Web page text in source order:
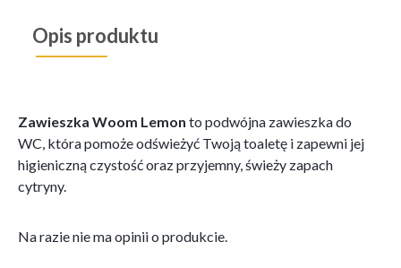
Opis produktu
Zawieszka Woom Lemon to podwójna zawieszka do
WC, która pomoże odświeżyć Twoją toaletę i zapewni jej
higieniczną czystość oraz przyjemny, świeży zapach
cytryny.
Na razie nie ma opinii o produkcie.